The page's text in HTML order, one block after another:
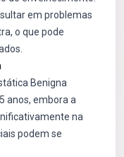
em problemas
o que pode
Benigna
anos, embora a
na
podem se